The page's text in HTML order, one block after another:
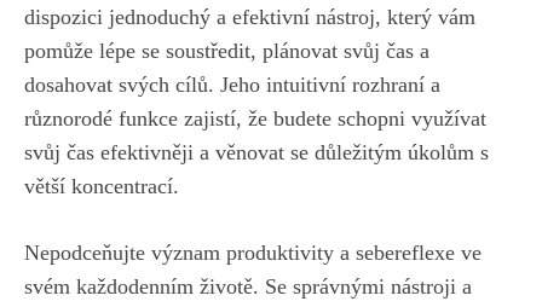
dispozici jednoduchý a ⁢efektivní nástroj, který⁤ vám
pomůže lépe⁢ se soustředit, plánovat svůj čas a⁢
dosahovat svých cílů. Jeho intuitivní rozhraní ⁤a
různorodé funkce zajistí,⁣ že⁢ budete schopni ‍využívat
⁤svůj čas efektivněji ⁢a ⁣věnovat se důležitým‌ úkolům s
větší koncentrací.
Nepodceňujte význam produktivity a sebereflexe ve
svém každodenním životě. Se správnými nástroji a